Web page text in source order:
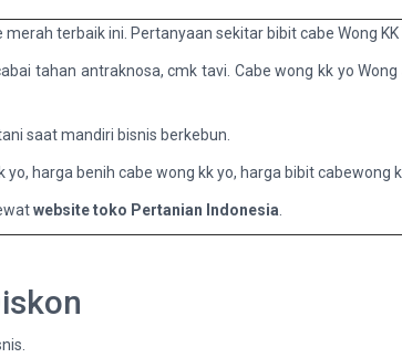
terbaik ini. Pertanyaan sekitar bibit cabe Wong KK
tahan antraknosa, cmk tavi. Cabe wong kk yo Wong
saat mandiri bisnis berkebun.
harga benih cabe wong kk yo, harga bibit cabewong
website toko Pertanian Indonesia